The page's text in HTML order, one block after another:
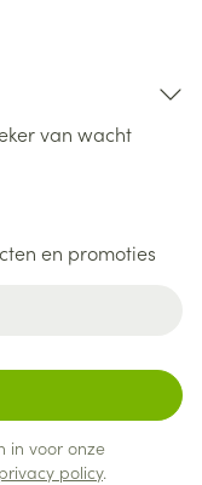
van wacht
en promoties
in voor onze
privacy policy.